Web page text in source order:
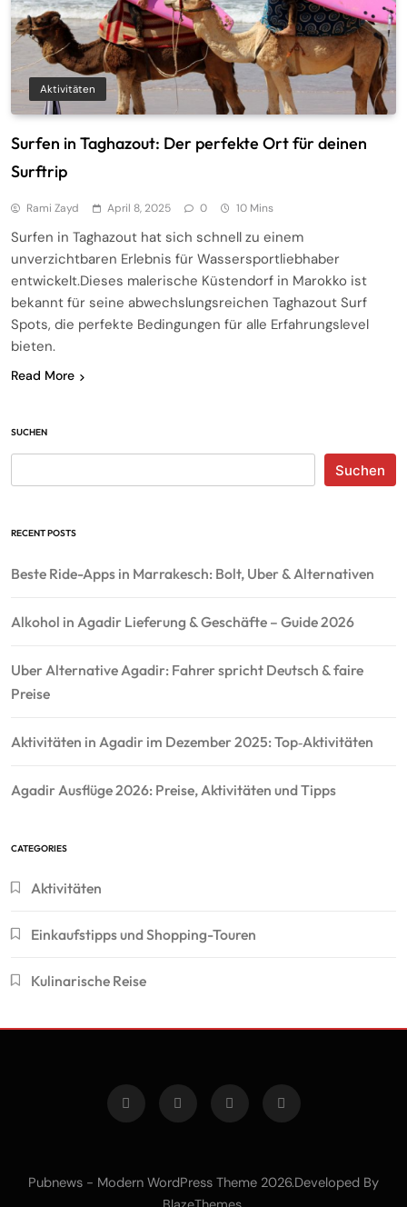
Aktivitäten
Surfen in Taghazout: Der perfekte Ort für deinen
Surftrip
Rami Zayd April 8, 2025 0 10 Mins
Surfen in Taghazout hat sich schnell zu einem
unverzichtbaren Erlebnis für Wassersportliebhaber
entwickelt.Dieses malerische Küstendorf in Marokko ist
bekannt für seine abwechslungsreichen Taghazout Surf
Spots, die perfekte Bedingungen für alle Erfahrungslevel
bieten.
Read More
SUCHEN
Suchen
RECENT POSTS
Beste Ride-Apps in Marrakesch: Bolt, Uber & Alternativen
Alkohol in Agadir Lieferung & Geschäfte – Guide 2026
Uber Alternative Agadir: Fahrer spricht Deutsch & faire
Preise
Aktivitäten in Agadir im Dezember 2025: Top‑Aktivitäten
Agadir Ausflüge 2026: Preise, Aktivitäten und Tipps
CATEGORIES
Aktivitäten
Einkaufstipps und Shopping-Touren
Kulinarische Reise
Pubnews - Modern WordPress Theme 2026.Developed By